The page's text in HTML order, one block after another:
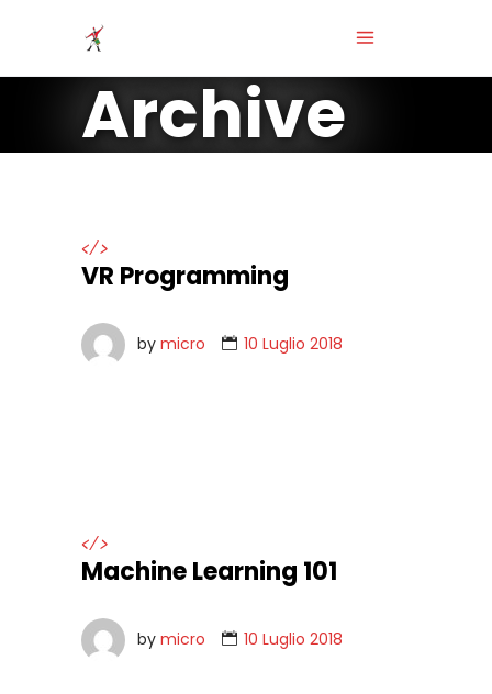
Archive
</>
VR Programming
by micro 10 Luglio 2018
</>
Machine Learning 101
by micro 10 Luglio 2018